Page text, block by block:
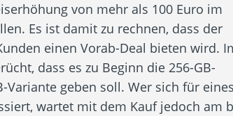
von mehr als 100 Euro im
Es ist damit zu rechnen, dass der
einen Vorab-Deal bieten wird.
dass es zu Beginn die 256-GB-
Variante geben soll. Wer sich für
wartet mit dem Kauf jedoch am